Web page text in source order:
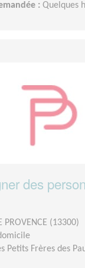
: Quelques
des
PROVENCE (13300)
Petits Frères des